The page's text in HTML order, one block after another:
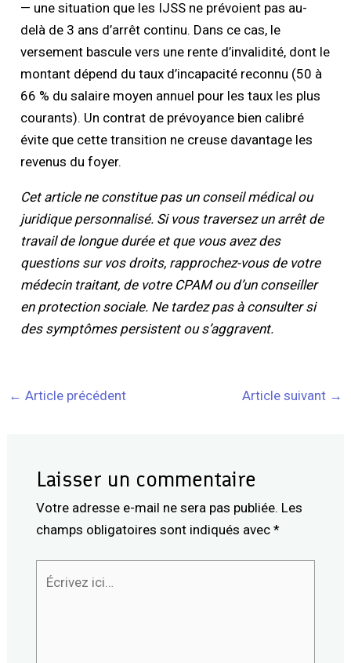
— une situation que les IJSS ne prévoient pas au-
delà de 3 ans d’arrêt continu. Dans ce cas, le
versement bascule vers une rente d’invalidité, dont le
montant dépend du taux d’incapacité reconnu (50 à
66 % du salaire moyen annuel pour les taux les plus
courants). Un contrat de prévoyance bien calibré
évite que cette transition ne creuse davantage les
revenus du foyer.
Cet article ne constitue pas un conseil médical ou
juridique personnalisé. Si vous traversez un arrêt de
travail de longue durée et que vous avez des
questions sur vos droits, rapprochez-vous de votre
médecin traitant, de votre CPAM ou d’un conseiller
en protection sociale. Ne tardez pas à consulter si
des symptômes persistent ou s’aggravent.
← Article précédent Article suivant →
Laisser un commentaire
Votre adresse e-mail ne sera pas publiée. Les
champs obligatoires sont indiqués avec *